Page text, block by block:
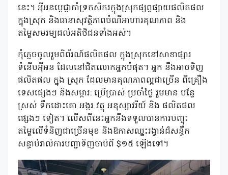
នេះ។ អុីអនប្តេជ្ញាគាំទ្រកសិករក្នុងស្រុកផ្សព្វផ្សាយផលិតផល
ក្នុងស្រុក និងធានាសុវត្ថិភាពចំណីអាហារគុណភាព និង
តម្លៃសមរម្យដល់អតិថិជនទាំងអស់។
កុំភ្លេចចូលរួមពិព័រណ៍ផលិតផល ក្នុងស្រុកនៅសាខាផ្សារ
ទំនើបអុីអន ដែលនៅជិតលោកអ្នកបំផុត។ អ្នក នឹងអាចទិញ
ផលិតផល ក្នុង ស្រុក ដែលមានគុណភាពល្អជាច្រើន ពីគ្រឿង
ទេសផ្សេងៗ និងសម្ភារ: ប្រើប្រាស់ ប្រចាំថ្ងៃ រួមមាន បន្លែ
ស្រស់ ទឹកដោះគោ អង្ករ វត្ថុ អនុស្សាវរីយ៍ និង ផលិតផល
ផ្សេងៗ ទៀត។ លើសពីនេះអ្នកនឹងទទួលបានការបញ្ចុះ
តម្លៃលើទំនិញជាច្រើនមុខ និងឱកាសឈ្នះរង្វាន់ដ៏សន្ធឹក
សន្ធាប់រាល់ការបញ្ជាទិញចាប់ពី $១៥ ឡើងទៅ។